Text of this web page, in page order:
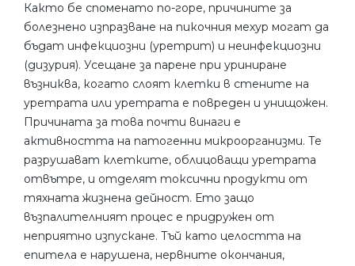
Както бе споменато по-горе, причините за
болезнено изпразване на пикочния мехур могат да
бъдат инфекциозни (уретрит) и неинфекциозни
(дизурия). Усещане за парене при уриниране
възниква, когато слоят клетки в стените на
уретрата или уретрата е повреден и унищожен.
Причината за това почти винаги е
активността на патогенни микроорганизми. Те
разрушават клетките, облицоващи уретрата
отвътре, и отделят токсични продукти от
тяхната жизнена дейност. Ето защо
възпалителният процес е придружен от
неприятно изпускане. Тъй като целостта на
епитела е нарушена, нервните окончания,